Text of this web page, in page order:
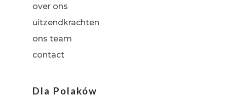
over ons
uitzendkrachten
ons team
contact
Dla Polaków